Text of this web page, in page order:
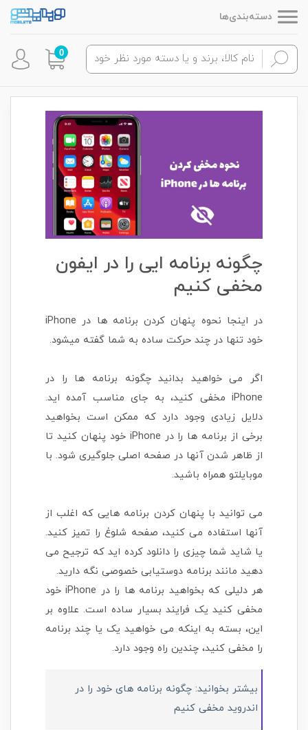
دسته‌بندی‌ها
0
چگونه برنامه ایی را در ایفون
مخفی کنیم
در اینجا نحوه پنهان کردن برنامه ها در iPhone
خود تنها در چند حرکت ساده به شما گفته میشود.
اگر می خواهید بدانید چگونه برنامه ها را در
iPhone مخفی کنید، به جای مناسب آمده اید.
دلایل زیادی وجود دارد که ممکن است بخواهید
برخی از برنامه ها را در iPhone خود پنهان کنید تا
از ظاهر شدن آنها در صفحه اصلی جلوگیری شود. با
موبایلتو همراه باشید.
می توانید با پنهان کردن برنامه هایی که اغلب از
آنها استفاده می کنید، صفحه شلوغ را تمیز کنید.
یا شاید شما چیزی را دانلود کرده اید که ترجیح می
دهید مانند برنامه دوستیابی خصوصی نگه دارید.
هر دلیلی که بخواهید برنامه ها را در iPhone خود
مخفی کنید یک فرایند بسیار ساده است. علاوه بر
این، بسته به اینکه می خواهید یک یا چند برنامه
را مخفی کنید، چندین راه وجود دارد.
بیشتر بخوانید: چگونه برنامه های خود را در
اندروید مخفی کنیم